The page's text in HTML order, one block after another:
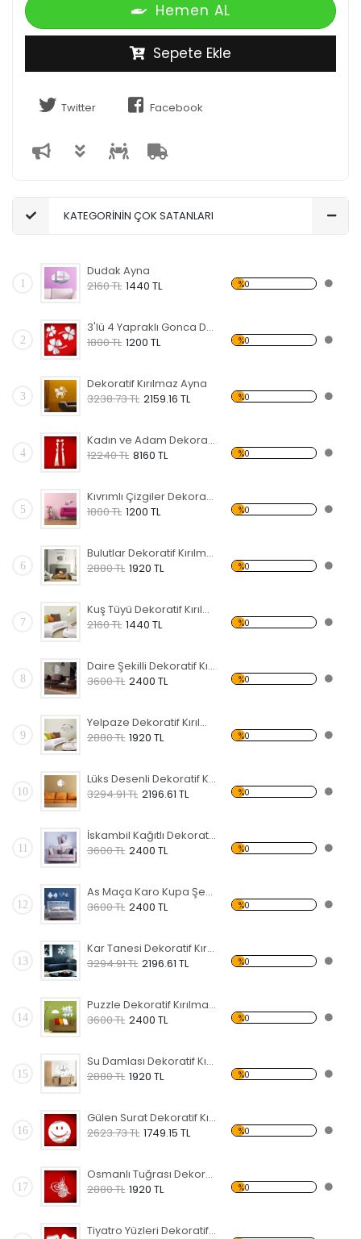
Hemen AL
Sepete Ekle
Twitter Facebook
KATEGORİNİN ÇOK SATANLARI
1
Dudak Ayna
2160 TL 1440 TL %0
2
3'lü 4 Yapraklı Gonca Dekoratif Kırılmaz Ayna
1800 TL 1200 TL %0
3
Dekoratif Kırılmaz Ayna
3238.73 TL 2159.16 TL %0
4
Kadın ve Adam Dekoratif Kırılmaz Ayna
12240 TL 8160 TL %0
5
Kıvrımlı Çizgiler Dekoratif Kırılmaz Ayna
1800 TL 1200 TL %0
6
Bulutlar Dekoratif Kırılmaz Ayna
2880 TL 1920 TL %0
7
Kuş Tüyü Dekoratif Kırılmaz Ayna
2160 TL 1440 TL %0
8
Daire Şekilli Dekoratif Kırılmaz Ayna
3600 TL 2400 TL %0
9
Yelpaze Dekoratif Kırılmaz Ayna
2880 TL 1920 TL %0
10
Lüks Desenli Dekoratif Kırılmaz Ayna
3294.91 TL 2196.61 TL %0
11
İskambil Kağıtlı Dekoratif Kırılmaz Ayna
3600 TL 2400 TL %0
12
As Maça Karo Kupa Şekilli Dekoratif Kırılmaz Ayna
3600 TL 2400 TL %0
13
Kar Tanesi Dekoratif Kırılmaz Ayna
3294.91 TL 2196.61 TL %0
14
Puzzle Dekoratif Kırılmaz Ayna
3600 TL 2400 TL %0
15
Su Damlası Dekoratif Kırılmaz Ayna
2880 TL 1920 TL %0
16
Gülen Surat Dekoratif Kırılmaz Ayna
2623.73 TL 1749.15 TL %0
17
Osmanlı Tuğrası Dekoratif Kırılmaz Ayna
2880 TL 1920 TL %0
Tiyatro Yüzleri Dekoratif Kırılmaz Ayna